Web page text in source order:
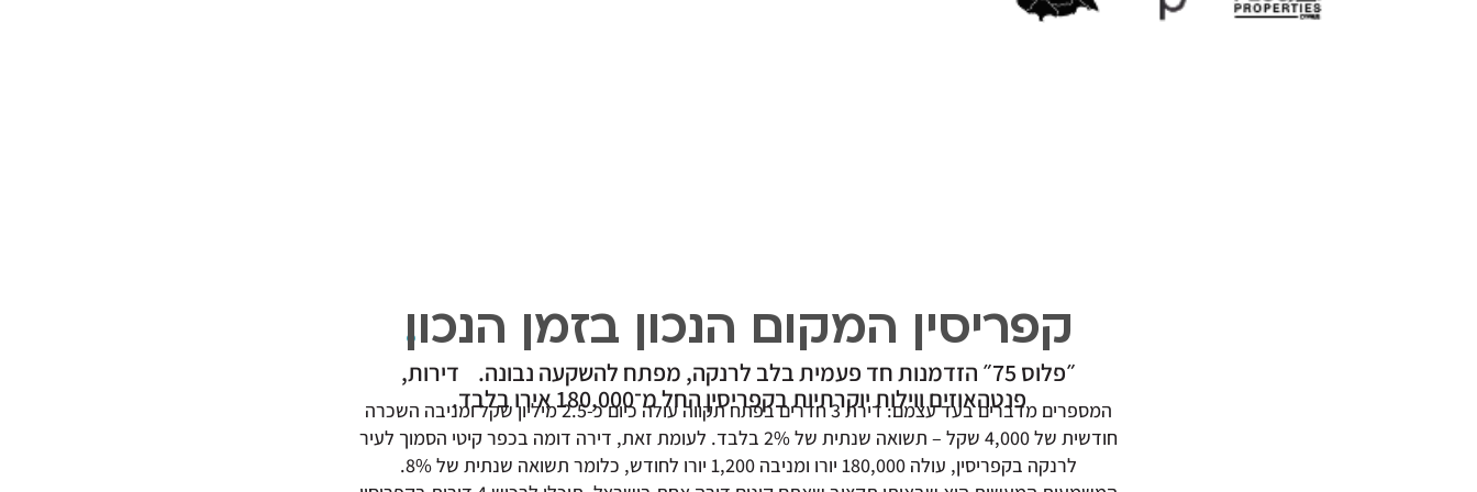
קפריסין המקום הנכון בזמן הנכון.
״פלוס 75״ הזדמנות חד פעמית בלב לרנקה, מפתח להשקעה נבונה. דירות,
פנטהאוזים ווילות יוקרתיות בקפריסין החל מ־180,000 אירו בלבד.
המספרים מדברים בעד עצמם: דירת 3 חדרים בפתח תקווה עולה כיום כ-2.5 מיליון שקל ומניבה השכרה
חודשית של 4,000 שקל – תשואה שנתית של 2% בלבד. לעומת זאת, דירה דומה בכפר קיטי הסמוך לעיר
לרנקה בקפריסין, עולה 180,000 יורו ומניבה 1,200 יורו לחודש, כלומר תשואה שנתית של 8%.